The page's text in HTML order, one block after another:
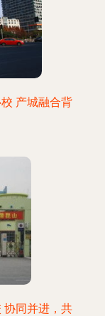
产城融合背
协同并进，共